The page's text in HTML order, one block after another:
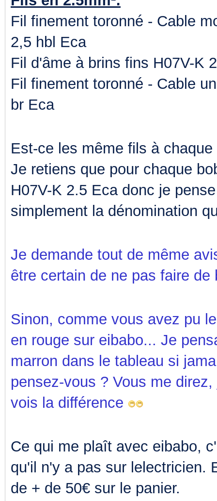
Fil finement toronné - Cable
2,5 hbl Eca
Fil d'âme à brins fins H07V-K
Fil finement toronné - Cable
br Eca
Est-ce les même fils à chaque
Je retiens que pour chaque
H07V-K 2.5 Eca donc je
simplement la dénomination
Je demande tout de même
être certain de ne pas faire de
Sinon, comme vous avez pu
en rouge sur eibabo... Je
marron dans le tableau si
pensez-vous ? Vous me
vois la différence
Ce qui me plaît avec eibabo,
qu'il n'y a pas sur lelectricien.
de + de 50€ sur le panier.